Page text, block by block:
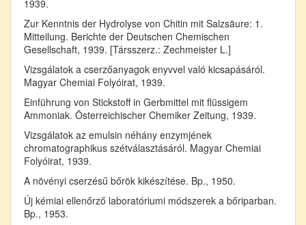
1939.
Zur Kenntnis der Hydrolyse von Chitin mit Salzsäure: 1.
Mitteilung. Berichte der Deutschen Chemischen
Gesellschaft, 1939. [Társszerz.: Zechmeister L.]
Vizsgálatok a cserzőanyagok enyvvel való kicsapásáról.
Magyar Chemiai Folyóirat, 1939.
Einführung von Stickstoff in Gerbmittel mit flüssigem
Ammoniak. Österreichischer Chemiker Zeitung, 1939.
Vizsgálatok az emulsin néhány enzymjének
chromatographikus szétválasztásáról. Magyar Chemiai
Folyóirat, 1939.
A növényi cserzésű bőrök kikészítése. Bp., 1950.
Új kémiai ellenőrző laboratóriumi módszerek a bőriparban.
Bp., 1953.